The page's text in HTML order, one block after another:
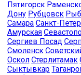
Пятигорск
Дону Рубцовск
Самара Санкт-
Амурская
Сергиев Посад
Смоленск
Оскол Стерлитамак
Сыктывкар